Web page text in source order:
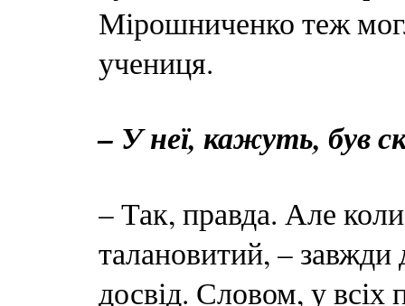
Мірошниченко теж
учениця.
– У неї, кажуть, був
– Так, правда. Але
талановитий, –
досвід. Словом, у всіх